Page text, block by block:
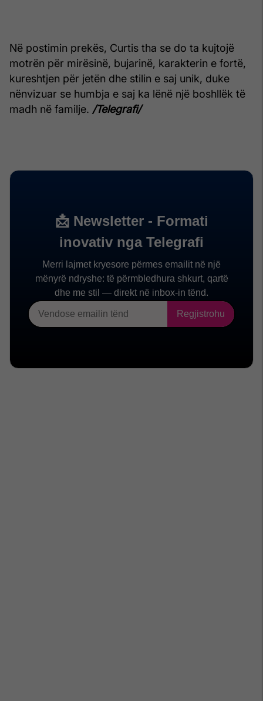
Në postimin prekës, Curtis tha se do ta kujtojë
motrën për mirësinë, bujarinë, karakterin e fortë,
kureshtjen për jetën dhe stilin e saj unik, duke
nënvizuar se humbja e saj ka lënë një boshllëk të
madh në familje. /Telegrafi/